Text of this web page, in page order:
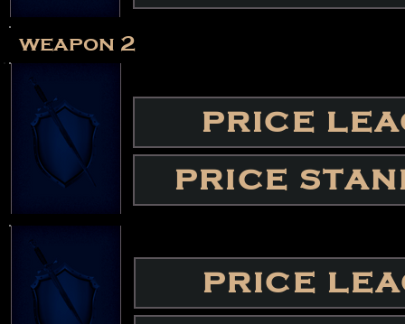
weapon 2
PRICE
PRICE
PRICE